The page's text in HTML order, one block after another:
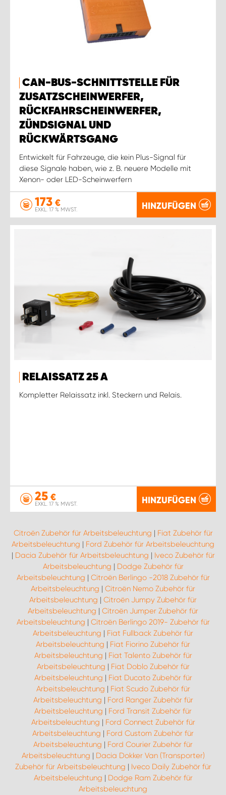
CAN-BUS-SCHNITTSTELLE FÜR
ZUSATZSCHEINWERFER,
RÜCKFAHRSCHEINWERFER,
ZÜNDSIGNAL UND
RÜCKWÄRTSGANG
Entwickelt für Fahrzeuge, die kein Plus-Signal für
diese Signale haben, wie z. B. neuere Modelle mit
Xenon- oder LED-Scheinwerfern
173 €
EXKL. 17 % MWST. HINZUFÜGEN
RELAISSATZ 25 A
Kompletter Relaissatz inkl. Steckern und Relais.
25 €
EXKL. 17 % MWST. HINZUFÜGEN
Citroën Zubehör für Arbeitsbeleuchtung | Fiat Zubehör für
Arbeitsbeleuchtung | Ford Zubehör für Arbeitsbeleuchtung
| Dacia Zubehör für Arbeitsbeleuchtung | Iveco Zubehör für
Arbeitsbeleuchtung | Dodge Zubehör für
Arbeitsbeleuchtung | Citroën Berlingo -2018 Zubehör für
Arbeitsbeleuchtung | Citroën Nemo Zubehör für
Arbeitsbeleuchtung | Citroën Jumpy Zubehör für
Arbeitsbeleuchtung | Citroën Jumper Zubehör für
Arbeitsbeleuchtung | Citroën Berlingo 2019- Zubehör für
Arbeitsbeleuchtung | Fiat Fullback Zubehör für
Arbeitsbeleuchtung | Fiat Fiorino Zubehör für
Arbeitsbeleuchtung | Fiat Talento Zubehör für
Arbeitsbeleuchtung | Fiat Doblo Zubehör für
Arbeitsbeleuchtung | Fiat Ducato Zubehör für
Arbeitsbeleuchtung | Fiat Scudo Zubehör für
Arbeitsbeleuchtung | Ford Ranger Zubehör für
Arbeitsbeleuchtung | Ford Transit Zubehör für
Arbeitsbeleuchtung | Ford Connect Zubehör für
Arbeitsbeleuchtung | Ford Custom Zubehör für
Arbeitsbeleuchtung | Ford Courier Zubehör für
Arbeitsbeleuchtung | Dacia Dokker Van (Transporter)
Zubehör für Arbeitsbeleuchtung | Iveco Daily Zubehör für
Arbeitsbeleuchtung | Dodge Ram Zubehör für
Arbeitsbeleuchtung